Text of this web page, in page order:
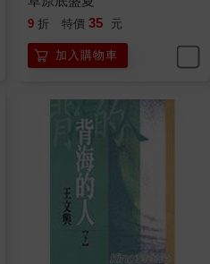
我們知道，荊棘久病的母親，
址，否則我怎麼會幾十年都不
陽寫的〈譚教授的一天〉，黎
台大生，而且還是文學院的，
我們的老師，台大文學院裡的
是七○年代初，留美的台灣學生
有一天我跟一位朋友不知怎麼
誇讚一通，朋友驚呼道：「你
是『殯儀館』的化妝師的那個
9 折 特價 35 元
加入購物車